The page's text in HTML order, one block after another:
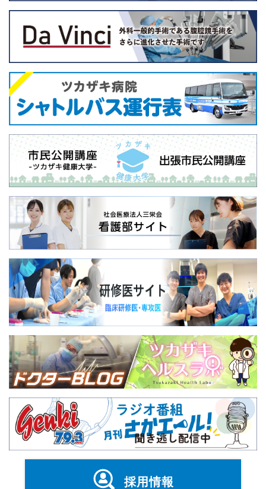
採用情報